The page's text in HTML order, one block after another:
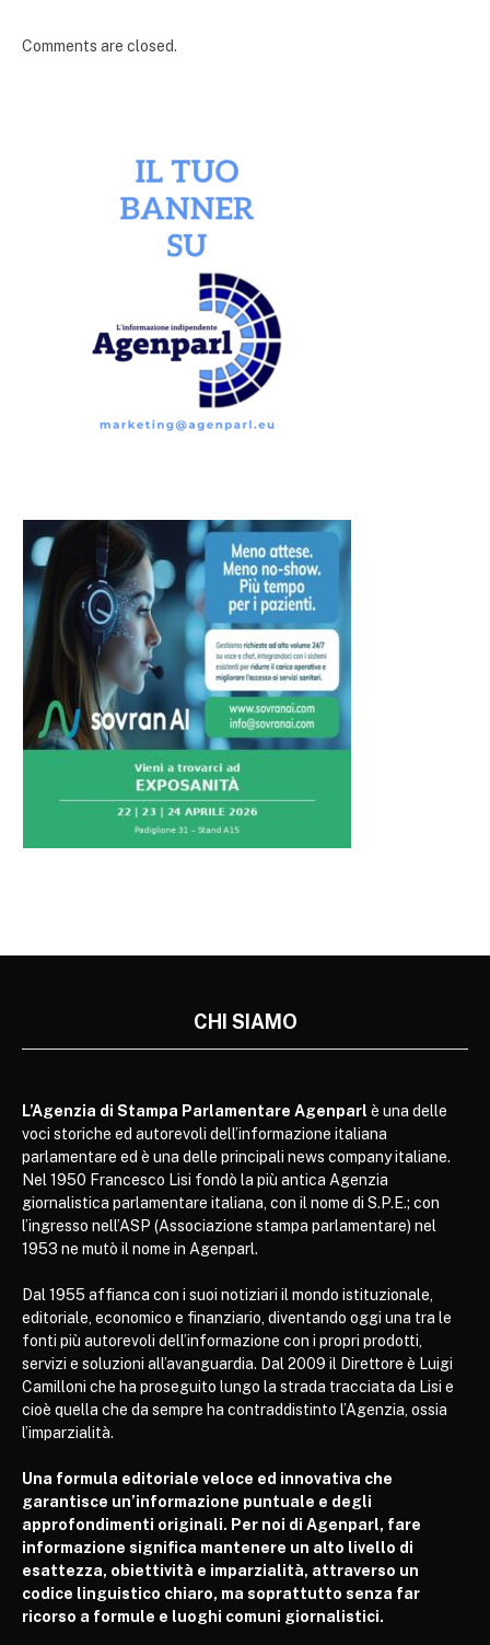
Comments are closed.
CHI SIAMO
L’Agenzia di Stampa Parlamentare Agenparl è una delle
voci storiche ed autorevoli dell’informazione italiana
parlamentare ed è una delle principali news company italiane.
Nel 1950 Francesco Lisi fondò la più antica Agenzia
giornalistica parlamentare italiana, con il nome di S.P.E.; con
l’ingresso nell’ASP (Associazione stampa parlamentare) nel
1953 ne mutò il nome in Agenparl.
Dal 1955 affianca con i suoi notiziari il mondo istituzionale,
editoriale, economico e finanziario, diventando oggi una tra le
fonti più autorevoli dell’informazione con i propri prodotti,
servizi e soluzioni all’avanguardia. Dal 2009 il Direttore è Luigi
Camilloni che ha proseguito lungo la strada tracciata da Lisi e
cioè quella che da sempre ha contraddistinto l’Agenzia, ossia
l’imparzialità.
Una formula editoriale veloce ed innovativa che
garantisce un’informazione puntuale e degli
approfondimenti originali. Per noi di Agenparl, fare
informazione significa mantenere un alto livello di
esattezza, obiettività e imparzialità, attraverso un
codice linguistico chiaro, ma soprattutto senza far
ricorso a formule e luoghi comuni giornalistici.